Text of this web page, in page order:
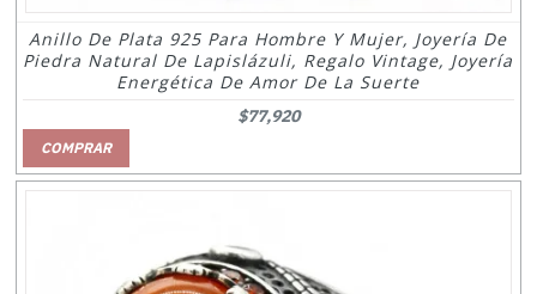
Anillo De Plata 925 Para Hombre Y Mujer, Joyería De
Piedra Natural De Lapislázuli, Regalo Vintage, Joyería
Energética De Amor De La Suerte
$77,920
COMPRAR